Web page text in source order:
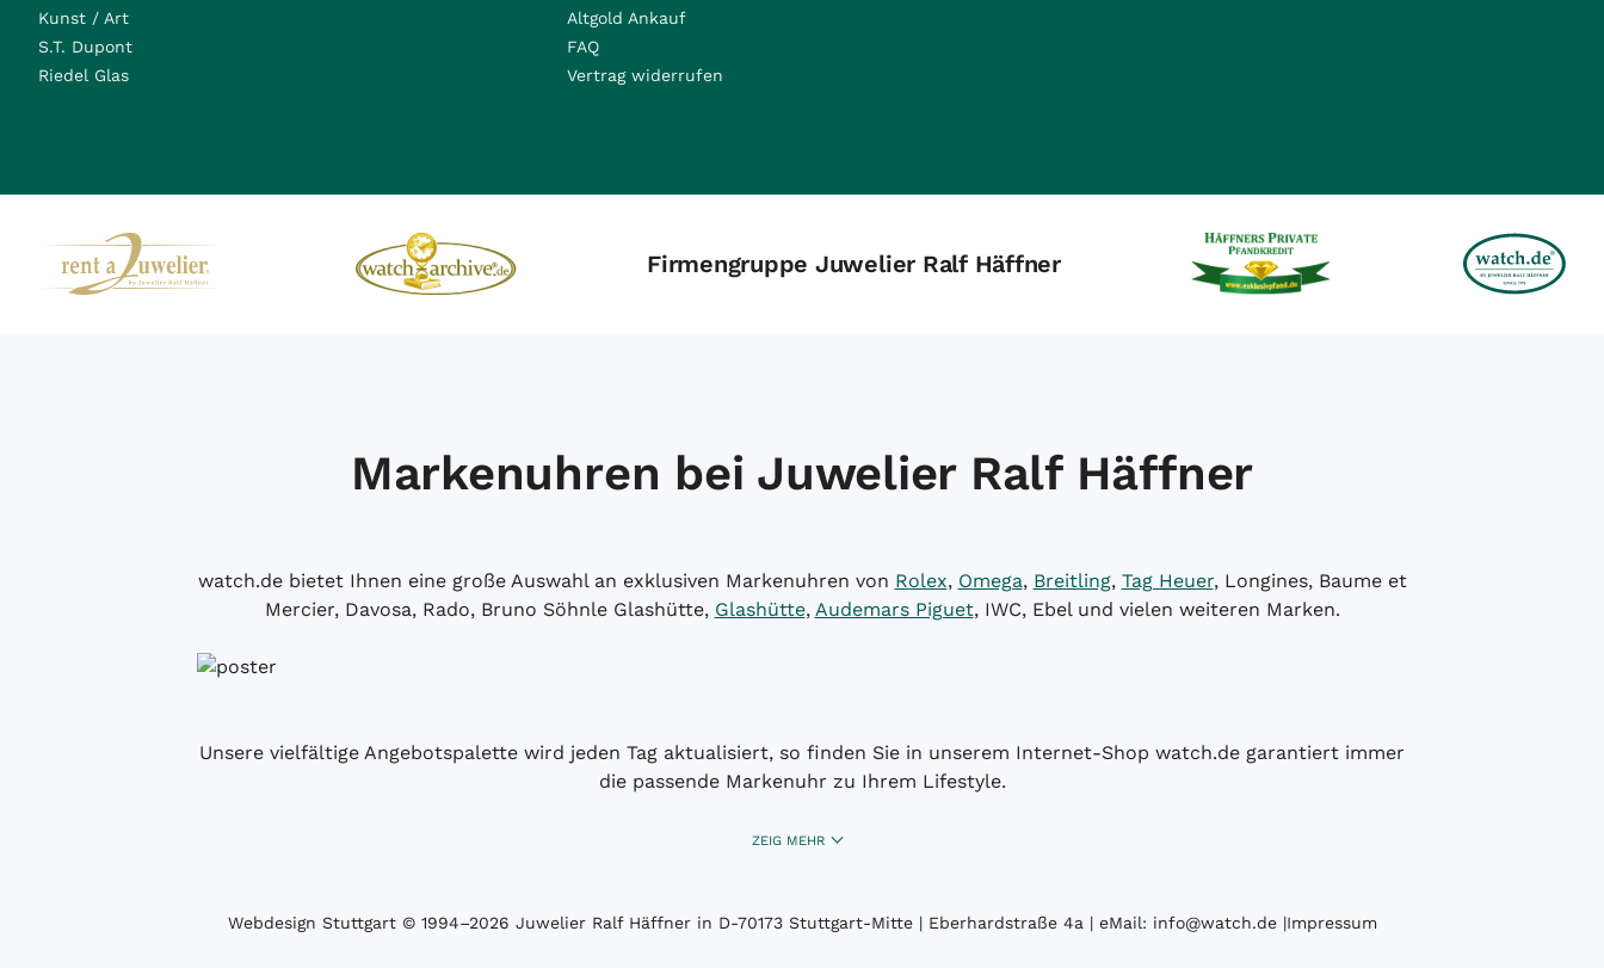
Kunst / Art
S.T. Dupont
Riedel Glas
Altgold Ankauf
FAQ
Vertrag widerrufen
Firmengruppe Juwelier Ralf Häffner
Markenuhren bei Juwelier Ralf Häffner
watch.de bietet Ihnen eine große Auswahl an exklusiven Markenuhren von Rolex, Omega, Breitling, Tag Heuer, Longines, Baume et
Mercier, Davosa, Rado, Bruno Söhnle Glashütte, Glashütte, Audemars Piguet, IWC, Ebel und vielen weiteren Marken.
Unsere vielfältige Angebotspalette wird jeden Tag aktualisiert, so finden Sie in unserem Internet-Shop watch.de garantiert immer
die passende Markenuhr zu Ihrem Lifestyle.
ZEIG MEHR
Webdesign Stuttgart© 1994­–2026 Juwelier Ralf Häffner in D-70173 Stuttgart-Mitte | Eberhardstraße 4a | eMail: info@watch.de|Impressum